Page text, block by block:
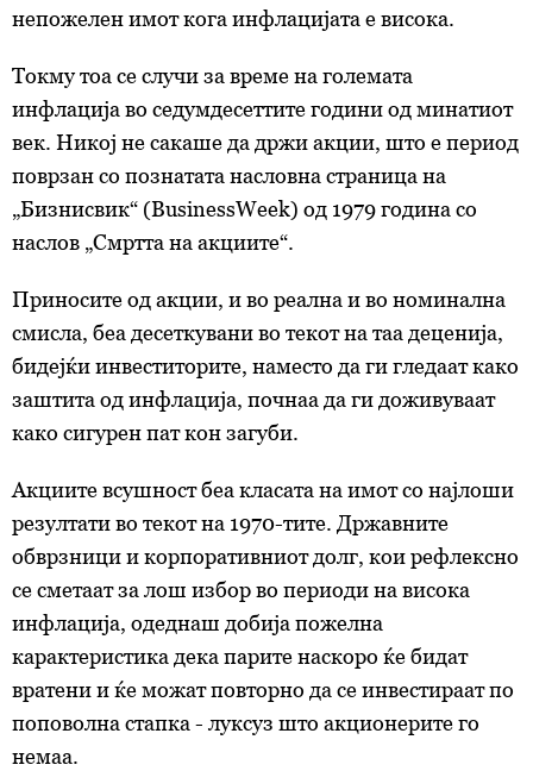
непожелен имот кога инфлацијата е висока.
Токму тоа се случи за време на големата
инфлација во седумдесеттите години од минатиот
век. Никој не сакаше да држи акции, што е период
поврзан со познатата насловна страница на
„Бизнисвик“ (BusinessWeek) од 1979 година со
наслов „Смртта на акциите“.
Приносите од акции, и во реална и во номинална
смисла, беа десеткувани во текот на таа деценија,
бидејќи инвеститорите, наместо да ги гледаат како
заштита од инфлација, почнаа да ги доживуваат
како сигурен пат кон загуби.
Акциите всушност беа класата на имот со најлоши
резултати во текот на 1970-тите. Државните
обврзници и корпоративниот долг, кои рефлексно
се сметаат за лош избор во периоди на висока
инфлација, одеднаш добија пожелна
карактеристика дека парите наскоро ќе бидат
вратени и ќе можат повторно да се инвестираат по
поповолна стапка - луксуз што акционерите го
немаа.